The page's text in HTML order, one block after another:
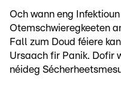
Och wann eng
Otemschwieregkeeten
Fall zum Doud féiere
Ursaach fir Panik. Dofir
néideg